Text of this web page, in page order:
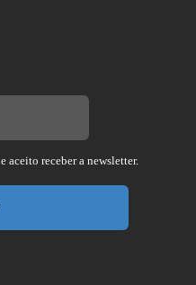
e aceito receber a newsletter.